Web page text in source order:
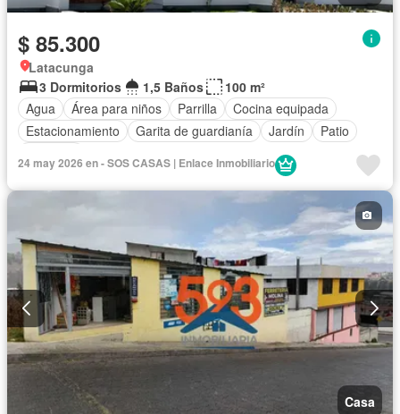
$ 85.300
Latacunga
3 Dormitorios
1,5 Baños
100 m²
Agua
Área para niños Parrilla
Cocina equipada
Estacionamiento
Garita de guardianía Jardín
Patio
24 may 2026 en - SOS CASAS | Enlace Inmobiliario
Casa